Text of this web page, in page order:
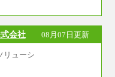
たします
更はございません
会社 08月07日更新